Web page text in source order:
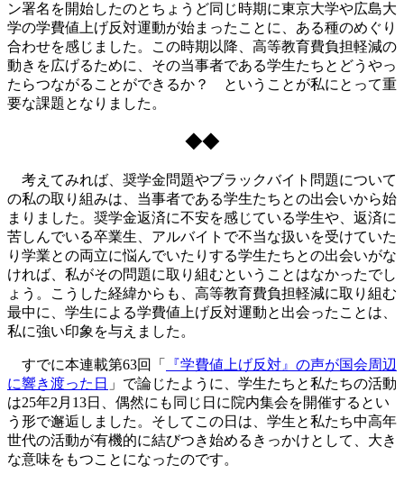
ン署名を開始したのとちょうど同じ時期に東京大学や広島大
学の学費値上げ反対運動が始まったことに、ある種のめぐり
合わせを感じました。この時期以降、高等教育費負担軽減の
動きを広げるために、その当事者である学生たちとどうやっ
たらつながることができるか？ ということが私にとって重
要な課題となりました。
◆◆
考えてみれば、奨学金問題やブラックバイト問題について
の私の取り組みは、当事者である学生たちとの出会いから始
まりました。奨学金返済に不安を感じている学生や、返済に
苦しんでいる卒業生、アルバイトで不当な扱いを受けていた
り学業との両立に悩んでいたりする学生たちとの出会いがな
ければ、私がその問題に取り組むということはなかったでし
ょう。こうした経緯からも、高等教育費負担軽減に取り組む
最中に、学生による学費値上げ反対運動と出会ったことは、
私に強い印象を与えました。
すでに本連載第63回「
『学費値上げ反対』の声が国会周辺
に響き渡った日 」で論じたように、学生たちと私たちの活動
は25年2月13日、偶然にも同じ日に院内集会を開催するとい
う形で邂逅しました。そしてこの日は、学生と私たち中高年
世代の活動が有機的に結びつき始めるきっかけとして、大き
な意味をもつことになったのです。